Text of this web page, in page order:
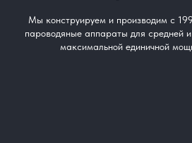
Мы конструируем и производим с
пароводяные аппараты для средней
максимальной единичной